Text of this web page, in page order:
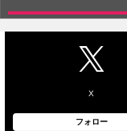
X
フォロー